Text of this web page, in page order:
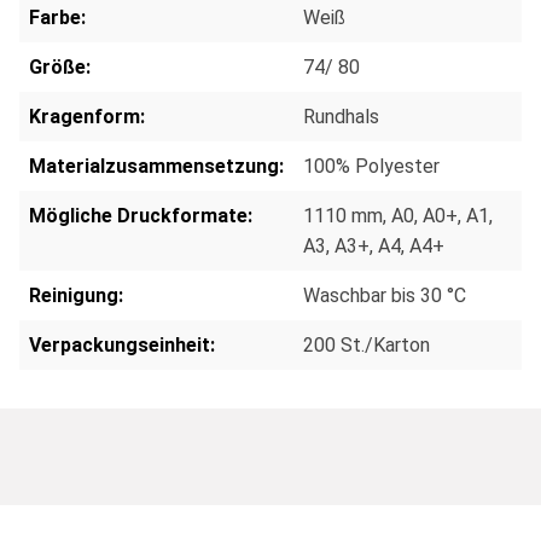
Farbe: Weiß
Größe: 74/ 80
Kragenform: Rundhals
Materialzusammensetzung: 100% Polyester
Mögliche Druckformate: 1110 mm, A0, A0+, A1,
A3, A3+, A4, A4+
Reinigung: Waschbar bis 30 °C
Verpackungseinheit: 200 St./Karton